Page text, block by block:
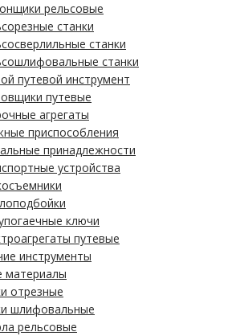
рельсовые
станки
станки
станки
путевой инструмент
путевые
агрегаты
приспособления
принадлежности
устройства
ключи
путевые
инструменты
материалы
отрезные
шлифовальные
рельсовые